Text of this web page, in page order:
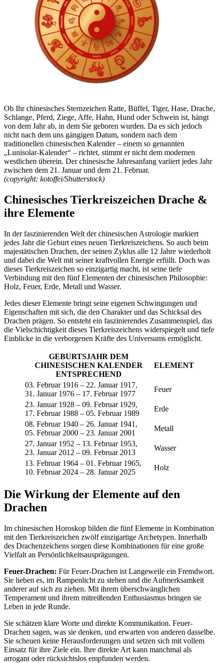
Ob Ihr chinesisches Sternzeichen Ratte, Büffel, Tiger, Hase, Drache,
Schlange, Pferd, Ziege, Affe, Hahn, Hund oder Schwein ist, hängt
von dem Jahr ab, in dem Sie geboren wurden. Da es sich jedoch
nicht nach dem uns gängigen Datum, sondern nach dem
traditionellen chinesischen Kalender – einem so genannten
„Lunisolar-Kalender“ – richtet, stimmt er nicht dem modernen
westlichen überein. Der chinesische Jahresanfang variiert jedes Jahr
zwischen dem 21. Januar und dem 21. Februar.
(copyright: kotoffei/Shutterstock)
Chinesisches Tierkreiszeichen Drache &
ihre Elemente
In der faszinierenden Welt der chinesischen Astrologie markiert
jedes Jahr die Geburt eines neuen Tierkreiszeichens. So auch beim
majestätischen Drachen, der seinen Zyklus alle 12 Jahre wiederholt
und dabei die Welt mit seiner kraftvollen Energie erfüllt. Doch was
dieses Tierkreiszeichen so einzigartig macht, ist seine tiefe
Verbindung mit den fünf Elementen der chinesischen Philosophie:
Holz, Feuer, Erde, Metall und Wasser.
Jedes dieser Elemente bringt seine eigenen Schwingungen und
Eigenschaften mit sich, die den Charakter und das Schicksal des
Drachen prägen. So entsteht ein faszinierendes Zusammenspiel, das
die Vielschichtigkeit dieses Tierkreiszeichens widerspiegelt und tiefe
Einblicke in die verborgenen Kräfte des Universums ermöglicht.
GEBURTSJAHR DEM
CHINESISCHEN KALENDER
ENTSPRECHEND
ELEMENT
03. Februar 1916 – 22. Januar 1917,
31. Januar 1976 – 17. Februar 1977
Feuer
23. Januar 1928 – 09. Februar 1929,
17. Februar 1988 – 05. Februar 1989
Erde
08. Februar 1940 – 26. Januar 1941,
05. Februar 2000 – 23. Januar 2001
Metall
27. Januar 1952 – 13. Februar 1953,
23. Januar 2012 – 09. Februar 2013
Wasser
13. Februar 1964 – 01. Februar 1965,
10. Februar 2024 – 28. Januar 2025
Holz
Die Wirkung der Elemente auf den
Drachen
Im chinesischen Horoskop bilden die fünf Elemente in Kombination
mit den Tierkreiszeichen zwölf einzigartige Archetypen. Innerhalb
des Drachenzeichens sorgen diese Kombinationen für eine große
Vielfalt an Persönlichkeitsausprägungen.
Feuer-Drachen: Für Feuer-Drachen ist Langeweile ein Fremdwort.
Sie lieben es, im Rampenlicht zu stehen und die Aufmerksamkeit
anderer auf sich zu ziehen. Mit ihrem überschwänglichen
Temperament und ihrem mitreißenden Enthusiasmus bringen sie
Leben in jede Runde.
Sie schätzen klare Worte und direkte Kommunikation. Feuer-
Drachen sagen, was sie denken, und erwarten von anderen dasselbe.
Sie scheuen keine Herausforderungen und setzen sich mit vollem
Einsatz für ihre Ziele ein. Ihre direkte Art kann manchmal als
arrogant oder rücksichtslos empfunden werden.